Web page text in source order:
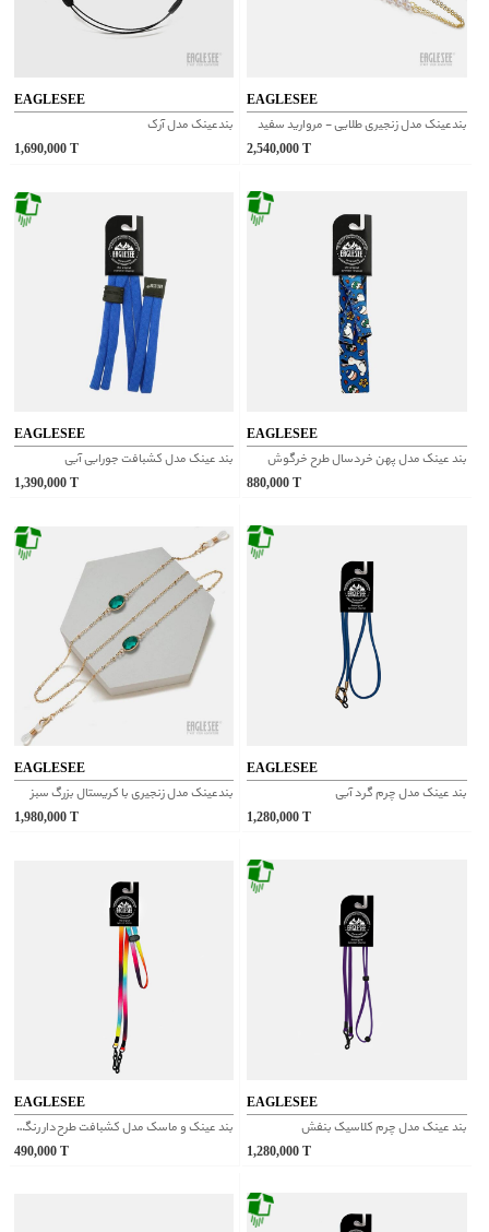
EAGLESEE
بندعینک مدل آرک
1,690,000
EAGLESEE
بندعینک مدل زنجیری طلایی - مروارید سفید
2,540,000
EAGLESEE
بند عینک مدل کشبافت جورابی آبی
1,390,000
EAGLESEE
بند عینک مدل پهن خردسال طرح خرگوش
880,000
EAGLESEE
بندعینک مدل زنجیری با کریستال بزرگ سبز
1,980,000
EAGLESEE
بند عینک مدل چرم گرد آبی
1,280,000
EAGLESEE
بند عینک و ماسک مدل کشبافت طرح‌دار رنگین کمان
490,000
EAGLESEE
بند عینک مدل چرم کلاسیک بنفش
1,280,000